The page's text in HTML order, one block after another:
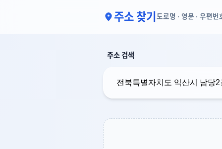
주소 찾기 도로명 · 영문 · 우편번
주소 검색